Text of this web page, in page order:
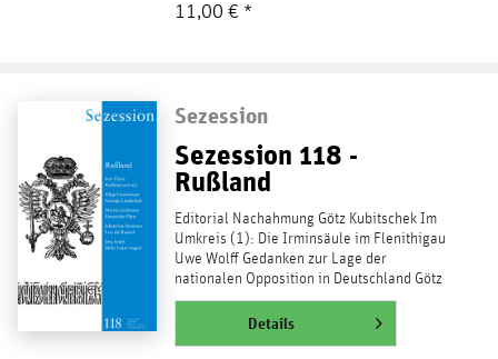
11,00 € *
Sezession
Sezession 118 -
Rußland
Editorial Nachahmung Götz Kubitschek Im
Umkreis (1): Die Irminsäule im Flenithigau
Uwe Wolff Gedanken zur Lage der
nationalen Opposition in Deutschland Götz
Kubitschek Thema...
weiterlesenDetails